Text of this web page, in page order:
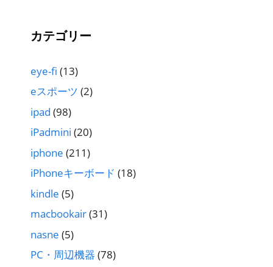
カテゴリー
eye-fi (13)
eスポーツ (2)
ipad (98)
iPadmini (20)
iphone (211)
iPhoneキーボード (18)
kindle (5)
macbookair(31)
nasne (5)
PC・周辺機器 (78)